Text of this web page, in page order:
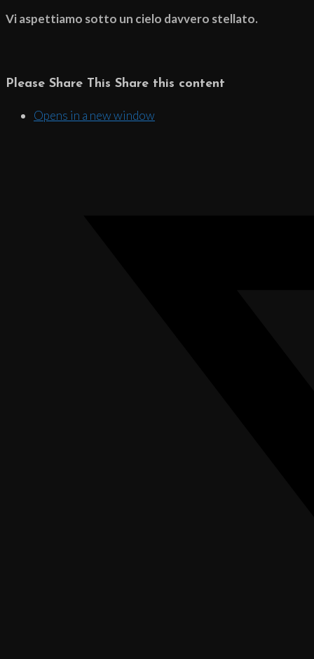
Vi aspettiamo sotto un cielo davvero stellato.
Please Share This Share this content
Opens in a new window